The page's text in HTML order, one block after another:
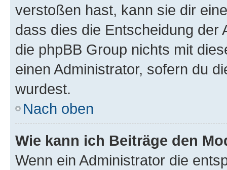
verstoßen hast, kann sie dir
dass dies die Entscheidung der
die phpBB Group nichts mit
einen Administrator, sofern du
wurdest.
Nach oben
Wie kann ich Beiträge den
Wenn ein Administrator die